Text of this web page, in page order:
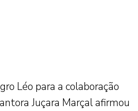
Léo para a colaboração
Juçara Marçal afirmou